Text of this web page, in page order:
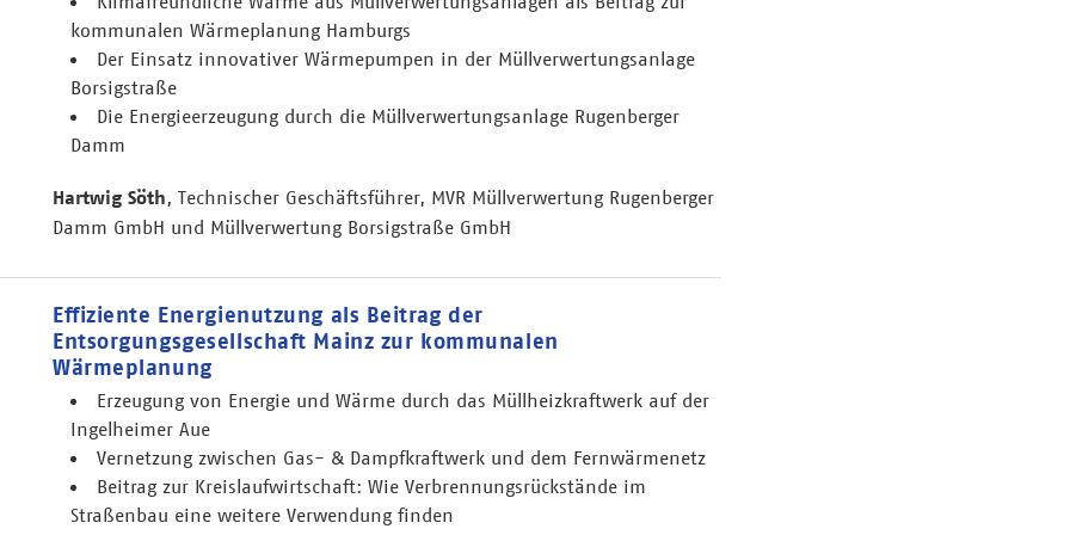
kommunalen Wärmeplanung Hamburgs
Der Einsatz innovativer Wärmepumpen in der Müllverwertungsanlage
Borsigstraße
Die Energieerzeugung durch die Müllverwertungsanlage Rugenberger
Damm
Hartwig Söth, Technischer Geschäftsführer, MVR Müllverwertung Rugenberger
Damm GmbH und Müllverwertung Borsigstraße GmbH
Effiziente Energienutzung als Beitrag der
Entsorgungsgesellschaft Mainz zur kommunalen
Wärmeplanung
Erzeugung von Energie und Wärme durch das Müllheizkraftwerk auf der
Ingelheimer Aue
Vernetzung zwischen Gas- & Dampfkraftwerk und dem Fernwärmenetz
Beitrag zur Kreislaufwirtschaft: Wie Verbrennungsrückstände im
Straßenbau eine weitere Verwendung finden